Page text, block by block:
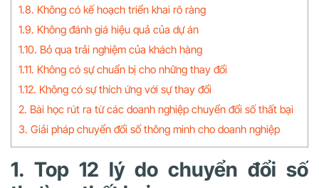
1.8. Không có kế hoạch triển khai rõ ràng
1.9. Không đánh giá hiệu quả của dự án
1.10. Bỏ qua trải nghiệm của khách hàng
1.11. Không có sự chuẩn bị cho những thay đổi
1.12. Không có sự thích ứng với sự thay đổi
2. Bài học rút ra từ các doanh nghiệp chuyển đổi số thất bại
3. Giải pháp chuyển đổi số thông minh cho doanh nghiệp
1. Top 12 lý do chuyển đổi số